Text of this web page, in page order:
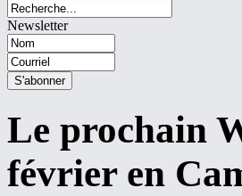
Newsletter
Le prochain
février en